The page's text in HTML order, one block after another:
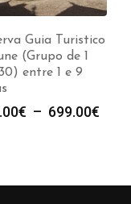
Guia Turistico
(Grupo de 1
entre 1 e 9
€ – 699.00€
à